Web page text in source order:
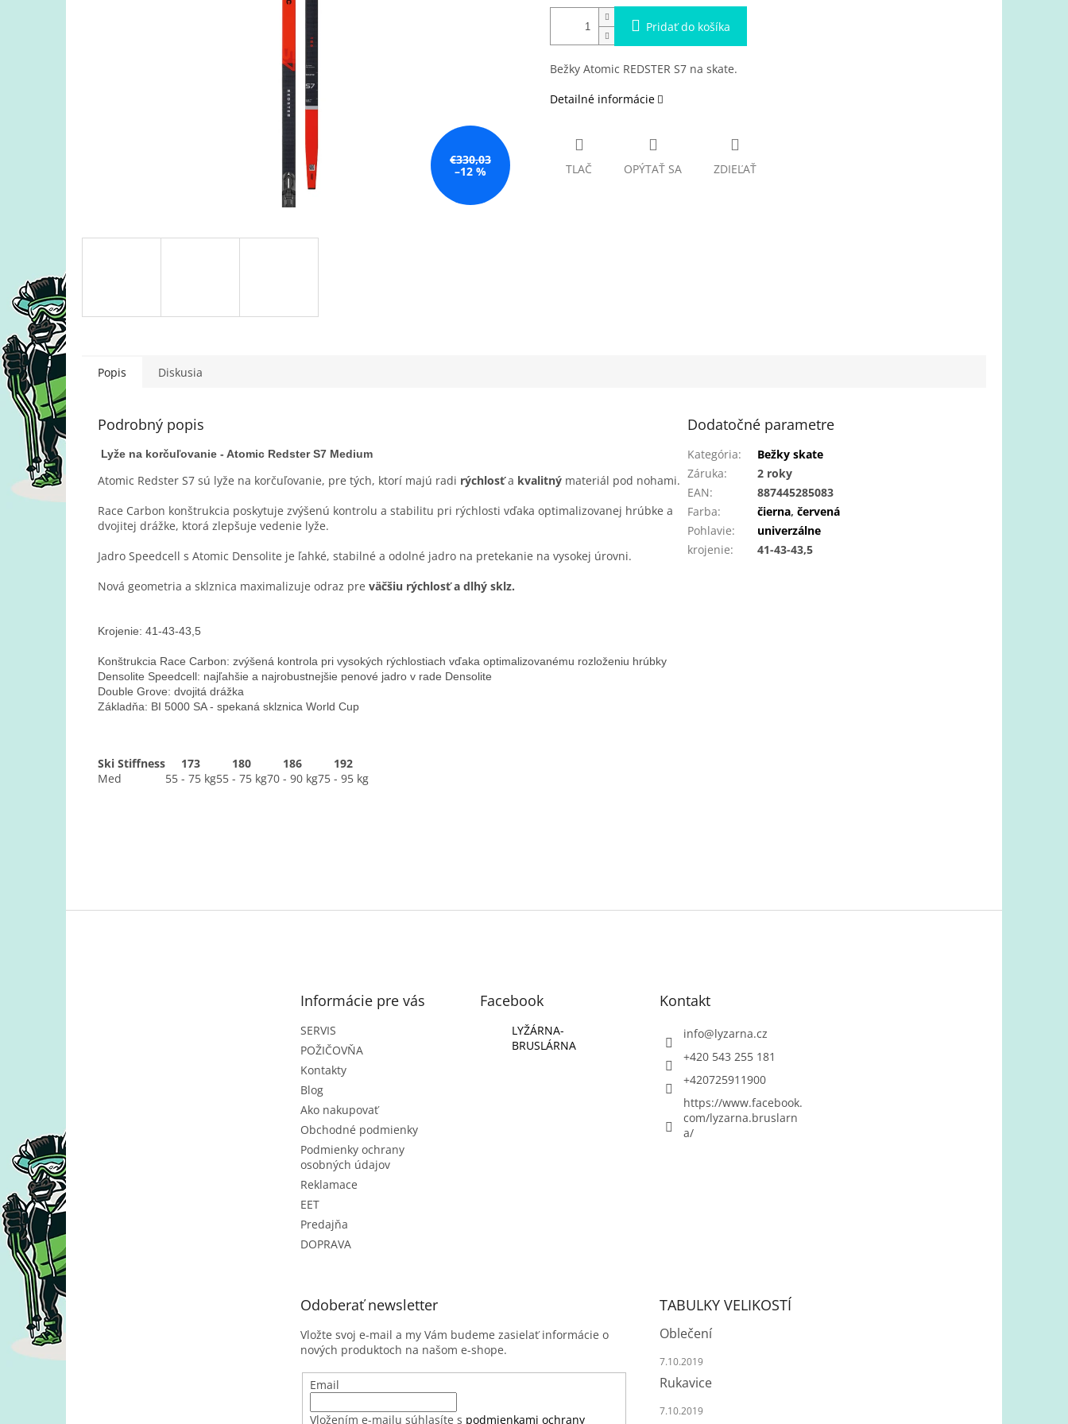
€330,03
–12 %
Pridať do košíka
Bežky Atomic REDSTER S7 na skate.
Detailné informácie
TLAČ OPÝTAŤ SA ZDIEĽAŤ
Popis Diskusia
Podrobný popis
Lyže na korčuľovanie - Atomic Redster S7 Medium
Atomic Redster S7 sú lyže na korčuľovanie, pre tých, ktorí majú radi rýchlosťa kvalitný materiál pod nohami.
Race Carbon konštrukcia poskytuje zvýšenú kontrolu a stabilitu pri rýchlosti vďaka optimalizovanej hrúbke a
dvojitej drážke, ktorá zlepšuje vedenie lyže.
Jadro Speedcell s Atomic Densolite je ľahké, stabilné a odolné jadro na pretekanie na vysokej úrovni.
Nová geometria a sklznica maximalizuje odraz pre väčšiu rýchlosť a dlhý sklz.
Krojenie: 41-43-43,5
Konštrukcia Race Carbon: zvýšená kontrola pri vysokých rýchlostiach vďaka optimalizovanému rozloženiu hrúbky
Densolite Speedcell: najľahšie a najrobustnejšie penové jadro v rade Densolite
Double Grove: dvojitá drážka
Základňa: BI 5000 SA - spekaná sklznica World Cup
Ski Stiffness 173 180 186
192
Med
55 - 75 kg55 - 75 kg70 - 90 kg75 - 95 kg
Dodatočné parametre
Kategória:
Bežky skate
Záruka:
2 roky
EAN:
887445285083
Farba: čierna,červená
Pohlavie:
univerzálne
krojenie: 41-43-43,5
Informácie pre vás
SERVIS
POŽIČOVŇA
Kontakty
Blog
Ako nakupovať
Obchodné podmienky
Podmienky ochrany
osobných údajov
Reklamace
EET
Predajňa
DOPRAVA
Facebook
LYŽÁRNA-
BRUSLÁRNA
Kontakt
info@lyzarna.cz
+420 543 255 181
+420725911900
https://www.facebook.
com/lyzarna.bruslarn
a/
Odoberať newsletter
Vložte svoj e-mail a my Vám budeme zasielať informácie o
nových produktoch na našom e-shope.
Email
Vložením e-mailu súhlasíte s podmienkami ochrany
TABULKY VELIKOSTÍ
Oblečení
7.10.2019
Rukavice
7.10.2019